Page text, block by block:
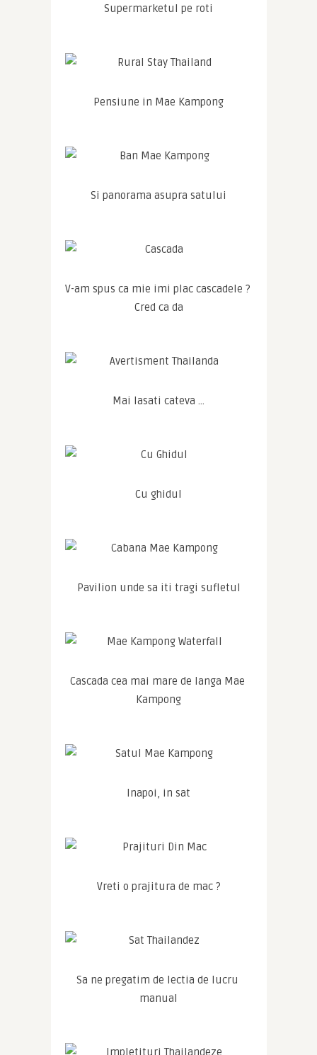
Supermarketul pe roti
Pensiune in Mae Kampong
Si panorama asupra satului
V-am spus ca mie imi plac cascadele ?
Cred ca da
Mai lasati cateva …
Cu ghidul
Pavilion unde sa iti tragi sufletul
Cascada cea mai mare de langa Mae
Kampong
Inapoi, in sat
Vreti o prajitura de mac ?
Sa ne pregatim de lectia de lucru
manual